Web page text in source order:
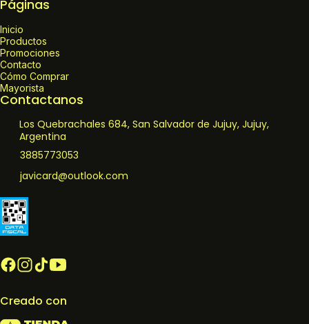
Páginas
Inicio
Productos
Promociones
Contacto
Cómo Comprar
Mayorista
Contactanos
Los Quebrachales 684, San Salvador de Jujuy, Jujuy,
Argentina
3885773053
javicard@outlook.com
Creado con